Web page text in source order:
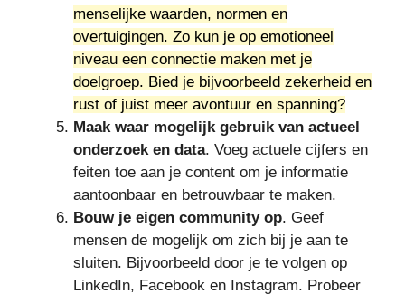
menselijke waarden, normen en
overtuigingen. Zo kun je op emotioneel
niveau een connectie maken met je
doelgroep. Bied je bijvoorbeeld zekerheid en
rust of juist meer avontuur en spanning?
Maak waar mogelijk gebruik van actueel
onderzoek en data. Voeg actuele cijfers en
feiten toe aan je content om je informatie
aantoonbaar en betrouwbaar te maken.
Bouw je eigen community op. Geef
mensen de mogelijk om zich bij je aan te
sluiten. Bijvoorbeeld door je te volgen op
LinkedIn, Facebook en Instagram. Probeer